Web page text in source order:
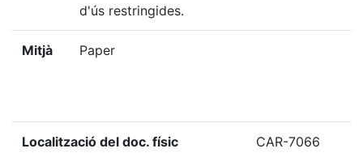
d'ús restringides.
Mitjà Paper
Localització del doc. físic CAR-7066